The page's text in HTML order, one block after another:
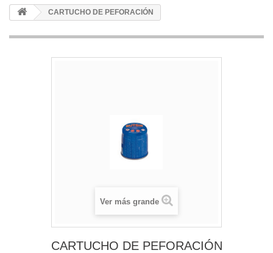
CARTUCHO DE PEFORACIÓN
Ver más grande
CARTUCHO DE PEFORACIÓN